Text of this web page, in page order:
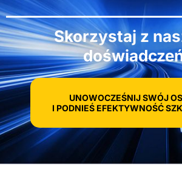
Skorzystaj z
UNOWOCZEŚNIJ SWÓJ
I PODNIEŚ EFEKTYWNOŚĆ